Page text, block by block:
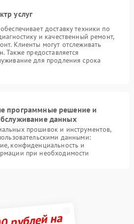
услуг
доставку техники по
и качественный ремонт,
Клиенты могут отслеживать
Также предоставляется
для продления срока
программные решение и
данных
прошивок и инструментов,
данными:
конфиденциальность и
при необходимости